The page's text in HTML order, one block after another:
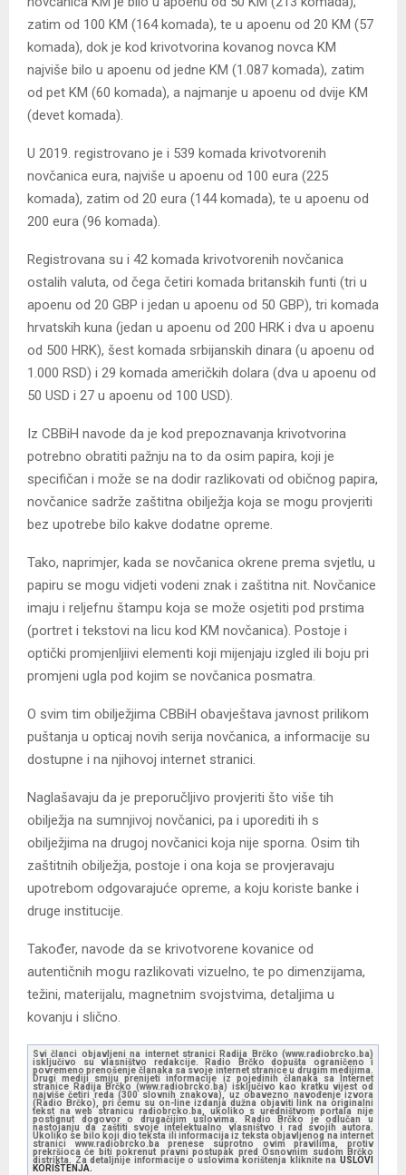
zatim od 100 KM (164 komada), te u apoenu od 20 KM (57
komada), dok je kod krivotvorina kovanog novca KM
najviše bilo u apoenu od jedne KM (1.087 komada), zatim
od pet KM (60 komada), a najmanje u apoenu od dvije KM
(devet komada).
U 2019. registrovano je i 539 komada krivotvorenih
novčanica eura, najviše u apoenu od 100 eura (225
komada), zatim od 20 eura (144 komada), te u apoenu od
200 eura (96 komada).
Registrovana su i 42 komada krivotvorenih novčanica
ostalih valuta, od čega četiri komada britanskih funti (tri u
apoenu od 20 GBP i jedan u apoenu od 50 GBP), tri komada
hrvatskih kuna (jedan u apoenu od 200 HRK i dva u apoenu
od 500 HRK), šest komada srbijanskih dinara (u apoenu od
1.000 RSD) i 29 komada američkih dolara (dva u apoenu od
50 USD i 27 u apoenu od 100 USD).
Iz CBBiH navode da je kod prepoznavanja krivotvorina
potrebno obratiti pažnju na to da osim papira, koji je
specifičan i može se na dodir razlikovati od običnog papira,
novčanice sadrže zaštitna obilježja koja se mogu provjeriti
bez upotrebe bilo kakve dodatne opreme.
Tako, naprimjer, kada se novčanica okrene prema svjetlu, u
papiru se mogu vidjeti vodeni znak i zaštitna nit. Novčanice
imaju i reljefnu štampu koja se može osjetiti pod prstima
(portret i tekstovi na licu kod KM novčanica). Postoje i
optički promjenljiivi elementi koji mijenjaju izgled ili boju pri
promjeni ugla pod kojim se novčanica posmatra.
O svim tim obilježjima CBBiH obavještava javnost prilikom
puštanja u opticaj novih serija novčanica, a informacije su
dostupne i na njihovoj internet stranici.
Naglašavaju da je preporučljivo provjeriti što više tih
obilježja na sumnjivoj novčanici, pa i uporediti ih s
obilježjima na drugoj novčanici koja nije sporna. Osim tih
zaštitnih obilježja, postoje i ona koja se provjeravaju
upotrebom odgovarajuće opreme, a koju koriste banke i
druge institucije.
Također, navode da se krivotvorene kovanice od
autentičnih mogu razlikovati vizuelno, te po dimenzijama,
težini, materijalu, magnetnim svojstvima, detaljima u
kovanju i slično.
Svi članci objavljeni na internet stranici Radija Brčko (www.radiobrcko.ba)
isključivo su vlasništvo redakcije. Radio Brčko dopušta ograničeno i
povremeno prenošenje članaka sa svoje internet stranice u drugim medijima.
Drugi mediji smiju prenijeti informacije iz pojedinih članaka sa Internet
stranice Radija Brčko (www.radiobrcko.ba) isključivo kao kratku vijest od
najviše četiri reda (300 slovnih znakova), uz obavezno navođenje izvora
(Radio Brčko), pri čemu su on-line izdanja dužna objaviti link na originalni
tekst na web stranicu radiobrcko.ba, ukoliko s uredništvom portala nije
postignut dogovor o drugačijim uslovima. Radio Brčko je odlučan u
nastojanju da zaštiti svoje intelektualno vlasništvo i rad svojih autora.
Ukoliko se bilo koji dio teksta ili informacija iz teksta objavljenog na internet
stranici www.radiobrcko.ba prenese suprotno ovim pravilima, protiv
prekršioca će biti pokrenut pravni postupak pred Osnovnim sudom Brčko
distrikta. Za detaljnije informacije o uslovima korištenja kliknite na USLOVI
KORIŠTENJA.